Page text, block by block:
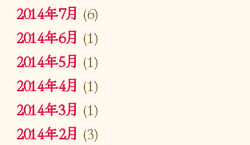
2014年7月 (6)
2014年6月 (1)
2014年5月 (1)
2014年4月 (1)
2014年3月 (1)
2014年2月 (3)